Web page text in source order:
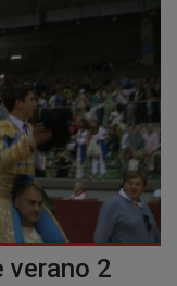
verano 2